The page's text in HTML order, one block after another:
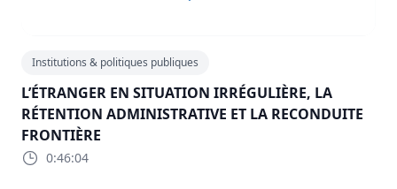
Institutions & politiques publiques
L’ÉTRANGER EN SITUATION IRRÉGULIÈRE, LA
RÉTENTION ADMINISTRATIVE ET LA RECONDUITE
FRONTIÈRE
0:46:04